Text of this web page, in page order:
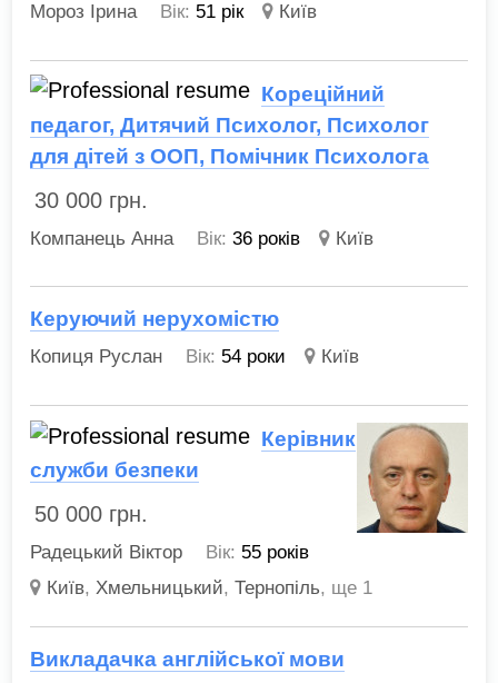
Мороз Ірина Вік: 51 рік Київ
Кореційний
педагог, Дитячий Психолог, Психолог
для дітей з ООП, Помічник Психолога
30 000 грн.
Компанець Анна Вік: 36 років Київ
Керуючий нерухомістю
Копиця Руслан Вік: 54 роки Київ
Керівник
служби безпеки
50 000 грн.
Радецький Віктор Вік: 55 років
Київ, Хмельницький,Тернопіль, ще 1
Викладачка англійської мови